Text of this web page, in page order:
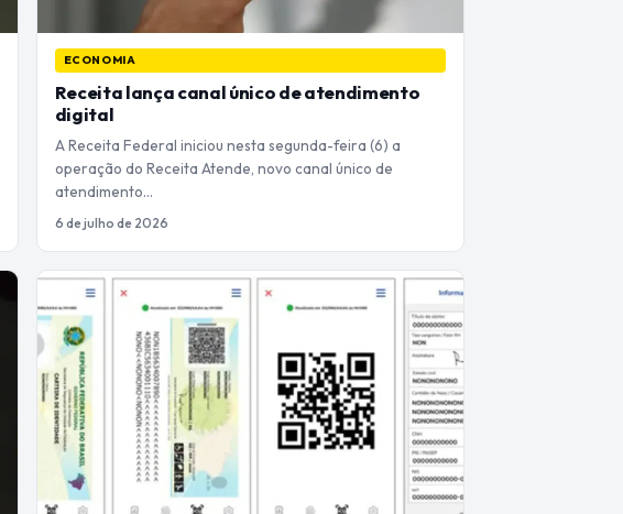
ECONOMIA
Receita lança canal único de atendimento
digital
A Receita Federal iniciou nesta segunda-feira (6) a
operação do Receita Atende, novo canal único de
atendimento…
6 de julho de 2026